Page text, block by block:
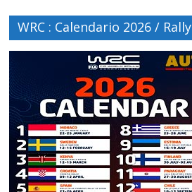
WRC : Calendario 2026 / Rally